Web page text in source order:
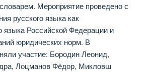
Мероприятие проведено с
русского языка как
языка Российской Федерации и
юридических норм. В
участие: Бородин Леонид,
Лоцманов Фёдор, Микловш